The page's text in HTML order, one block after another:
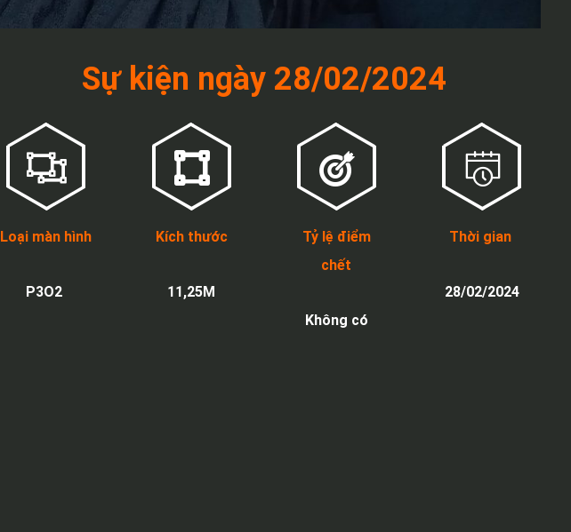
Sự kiện ngày 28/02/2024
Loại màn hình
P3O2
Kích thước
11,25M
Tỷ lệ điểm
chết
Không có
Thời gian
28/02/2024